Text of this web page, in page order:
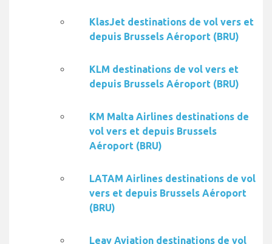
KlasJet destinations de vol vers et
depuis Brussels Aéroport (BRU)
KLM destinations de vol vers et
depuis Brussels Aéroport (BRU)
KM Malta Airlines destinations de
vol vers et depuis Brussels
Aéroport (BRU)
LATAM Airlines destinations de vol
vers et depuis Brussels Aéroport
(BRU)
Leav Aviation destinations de vol